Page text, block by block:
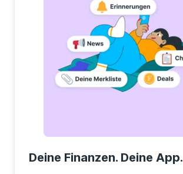
Deine Finanzen. Deine App.